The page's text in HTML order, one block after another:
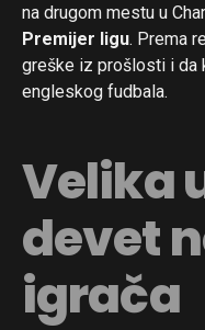
na drugom mestu u
Premijer ligu. Prema
greške iz prošlosti i da
engleskog fudbala.
Velika
devet
igrača